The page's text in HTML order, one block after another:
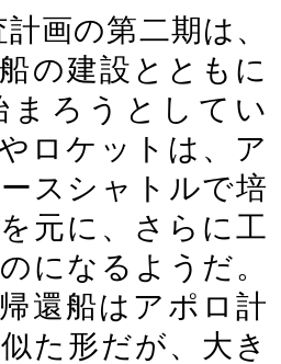
画の第二期は、
の建設とともに
まろうとしてい
ロケットは、ア
スシャトルで培
元に、さらに工
になるようだ。
還船はアポロ計
た形だが、大き